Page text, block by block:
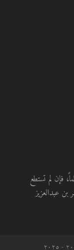
فإن لم تستطع
عبدالعزيز